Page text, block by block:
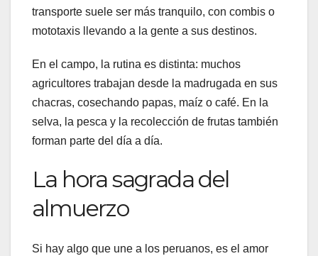
transporte suele ser más tranquilo, con combis o
mototaxis llevando a la gente a sus destinos.
En el campo, la rutina es distinta: muchos
agricultores trabajan desde la madrugada en sus
chacras, cosechando papas, maíz o café. En la
selva, la pesca y la recolección de frutas también
forman parte del día a día.
La hora sagrada del
almuerzo
Si hay algo que une a los peruanos, es el amor